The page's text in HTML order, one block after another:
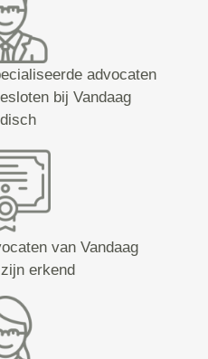
advocaten
bij Vandaag
van Vandaag
erkend